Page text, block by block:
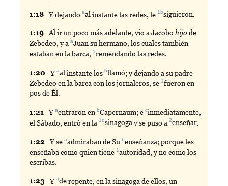
1:18 Ydejandoaalinstante las redes, le1bsiguieron.
1:19 Alir un poco más adelante, vio a Jacobohijo de
Zebedeo, y aaJuansu hermano, los cuales también
estaban en la barca,1remendando las redes.
1:20 Y aalinstante losbllamó; y dejando a su padre
Zebedeo en la barca con los jornaleros, se1fueronen
pos de Él.
1:21 Y aentraronenbCapernaum; ecinmediatamente,
el Sábado, entró en la1dsinagogay se puso a2enseñar
1:22 Yseaadmirabande Subenseñanza; porque les
enseñaba como quien tiene1autoridad, y no como los
escribas.
1:23 Y aderepente, en la sinagoga de ellos, un